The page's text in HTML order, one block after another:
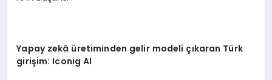
Yapay zekâ üretiminden gelir modeli çıkaran Türk
girişim: Iconig AI